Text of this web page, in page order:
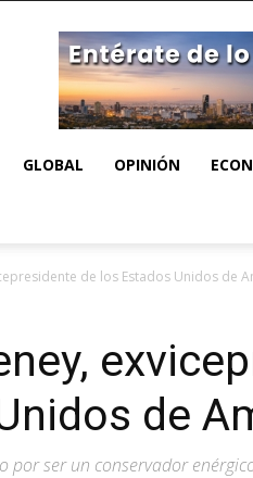
GLOBAL OPINIÓN
de los Estados Unidos de
de
por ser un conservador